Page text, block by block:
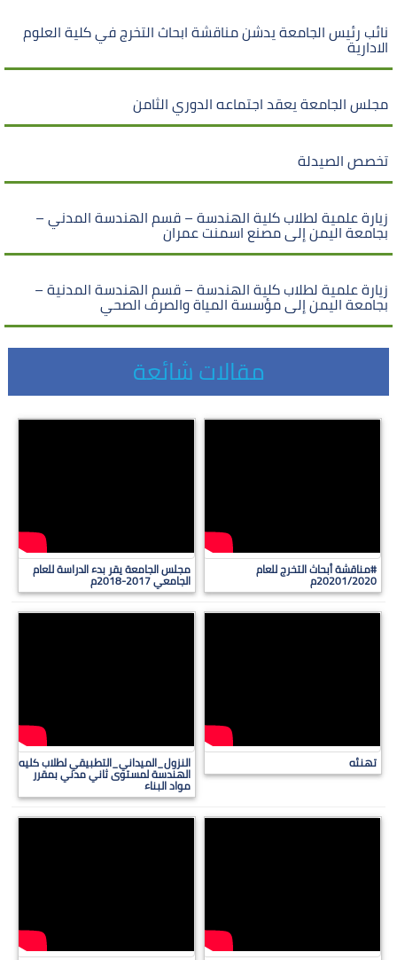
نائب رئيس الجامعة يدشن مناقشة ابحاث التخرج في كلية العلوم
الادارية
مجلس الجامعة يعقد اجتماعه الدوري الثامن
تخصص الصيدلة
زيارة علمية لطلاب كلية الهندسة – قسم الهندسة المدني –
بجامعة اليمن إلى مصنع اسمنت عمران
زيارة علمية لطلاب كلية الهندسة – قسم الهندسة المدنية –
بجامعة اليمن إلى مؤسسة المياة والصرف الصحي
مقالات شائعة
#مناقشة أبحاث التخرج للعام
20201/2020م
مجلس الجامعة يقر بدء الدراسة للعام
الجامعي 2017-2018م
تهنئه النزول_الميداني_التطبيقي لطلاب كليه
الهندسة لمستوى ثاني مدني بمقرر
مواد البناء